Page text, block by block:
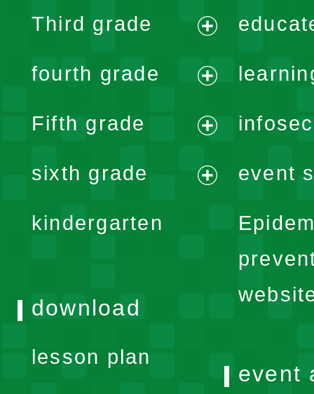
menu
Third grade
menu
fourth grade
menu
Fifth grade
menu
sixth grade
kindergarten
event
download
lesson plan
event